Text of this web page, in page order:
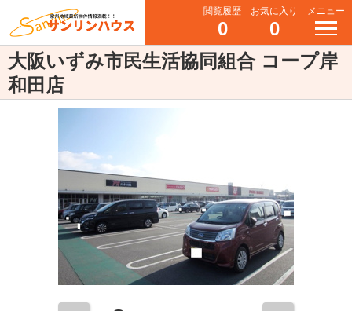
閲覧履歴
0
お気に入り
0
メニュー
大阪いずみ市民生活協同組合 コープ岸
和田店